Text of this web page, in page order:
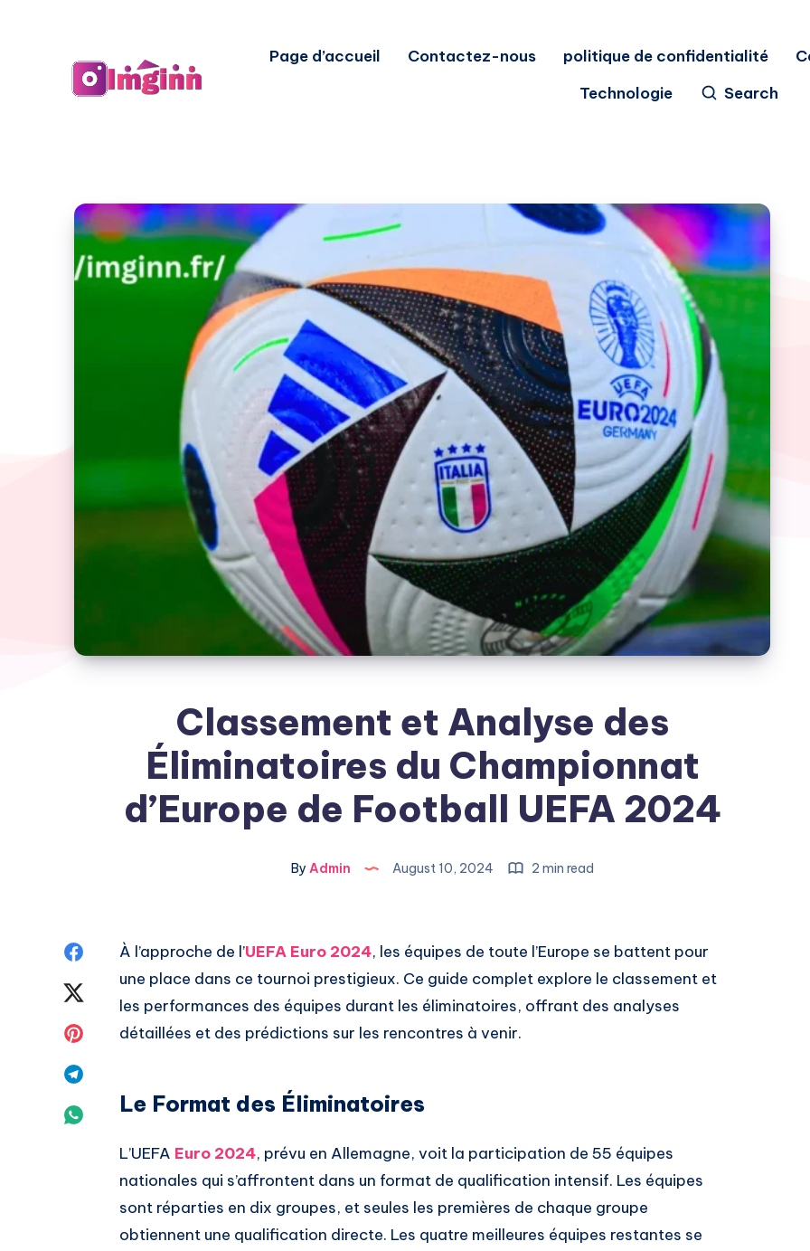
Page d’accueil Contactez-nous politique de confidentialité
Technologie
Search
Classement et Analyse des
Éliminatoires du Championnat
d’Europe de Football UEFA 2024
By Admin August 10, 2024 2 min read
Share
Facebook
Share
Pinterest
Telegram
Share
Whatsapp
À l’approche de l’UEFA Euro 2024, les équipes de toute l’Europe se battent pour
une place dans ce tournoi prestigieux. Ce guide complet explore le classement et
les performances des équipes durant les éliminatoires, offrant des analyses
détaillées et des prédictions sur les rencontres à venir.
Le Format des Éliminatoires
L’UEFA Euro 2024, prévu en Allemagne, voit la participation de 55 équipes
nationales qui s’affrontent dans un format de qualification intensif. Les équipes
sont réparties en dix groupes, et seules les premières de chaque groupe
obtiennent une qualification directe. Les quatre meilleures équipes restantes se